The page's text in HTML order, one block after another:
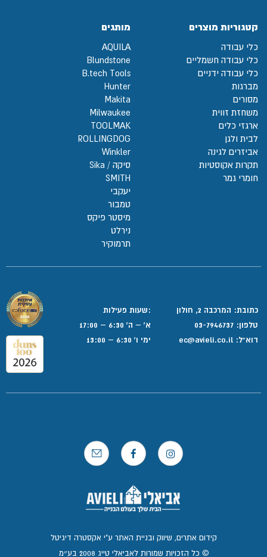
קטגוריות מוצרים
כלי עבודה
כלי עבודה חשמליים
כלי עבודה ידניים
מברגות
מסורים
משחזת זווית
ארגזי כלים
לבית ולגן
אביזרים לגינה
תקרות אקוסטיות
חומרי גמר
מותגים
AQUILA
Blundstone
B.tech Tools
Hunter
Makita
Milwaukee
TOOLMAK
ROLLINGDOG
Winkler
סיקה / Sika
SMITH
יעקבי
טמבור
מיסטר פיקס
נירלט
תרמוקיר
כתובת: המרכבה 2, חולון
טלפון: 03-7946737
דוא”ל:
:שעות פעילות
א' – ה' 6:30 – 17:00
ימי ו' 6:30 – 13:00
© כל הזכויות שמורות לאביאלי טייג 2008 בע״מ
קידום אתרים, שיווק ובניית האתר ע"י אקסטרה דיגיטל